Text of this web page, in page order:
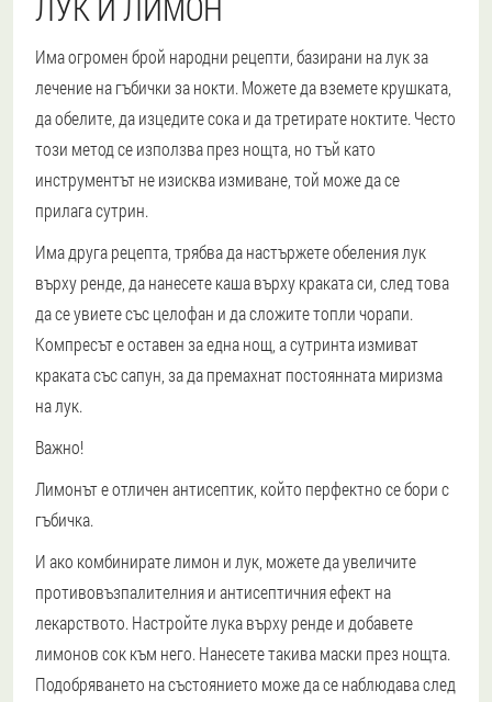
Има огромен брой народни рецепти, базирани на лук за
лечение на гъбички за нокти. Можете да вземете крушката,
да обелите, да изцедите сока и да третирате ноктите. Често
този метод се използва през нощта, но тъй като
инструментът не изисква измиване, той може да се
прилага сутрин.
Има друга рецепта, трябва да настържете обеления лук
върху ренде, да нанесете каша върху краката си, след това
да се увиете със целофан и да сложите топли чорапи.
Компресът е оставен за една нощ, а сутринта измиват
краката със сапун, за да премахнат постоянната миризма
на лук.
Важно!
Лимонът е отличен антисептик, който перфектно се бори с
гъбичка.
И ако комбинирате лимон и лук, можете да увеличите
противовъзпалителния и антисептичния ефект на
лекарството. Настройте лука върху ренде и добавете
лимонов сок към него. Нанесете такива маски през нощта.
Подобряването на състоянието може да се наблюдава след